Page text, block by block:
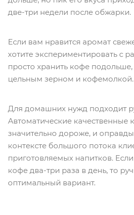
две-три недели после обжарки.
Если вам нравится аромат
хотите экспериментировать с
просто хранить кофе подольше,
цельным зерном и кофемолкой.
Для домашних нужд подходит
Автоматические качественные
значительно дороже, и
контексте большого потока
приготовляемых напитков.
кофе два-три раза в день, то
оптимальный вариант.